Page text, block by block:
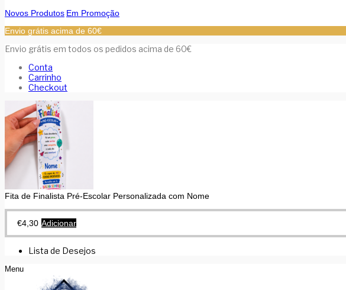
Novos Produtos Em Promoção
Envio grátis acima de 60€
Envio grátis em todos os pedidos acima de 60€
Conta
Carrinho
Checkout
Fita de Finalista Pré-Escolar Personalizada com Nome
€4,30 Adicionar
Lista de Desejos
Menu